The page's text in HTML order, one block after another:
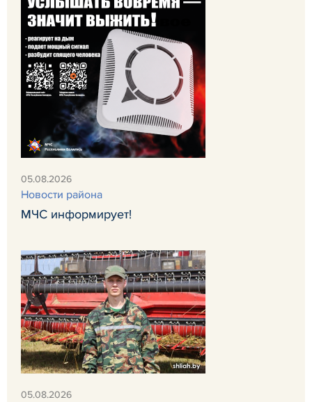
05.08.2026
Новости района
МЧС информирует!
05.08.2026